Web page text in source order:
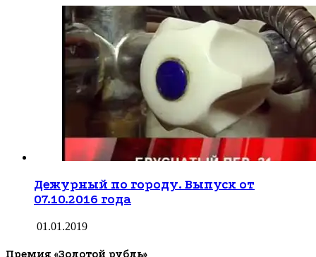
01.01.2019
Дежурный по городу. Выпуск от
07.10.2016 года
01.01.2019